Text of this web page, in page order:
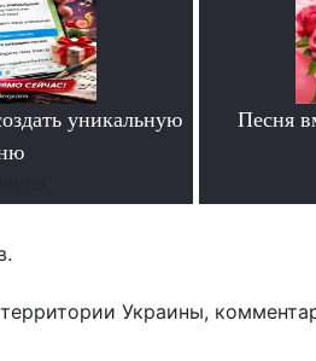
уникальную
Песня
Украины,